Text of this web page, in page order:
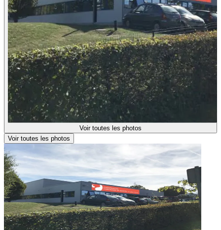
Voir toutes les photos
Voir toutes les photos